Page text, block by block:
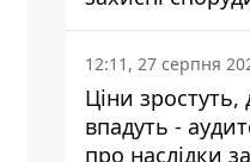
енергетики -
Кучеренко
12:11, 27 серпня
Ціни зростуть,
впадуть -
про наслідки